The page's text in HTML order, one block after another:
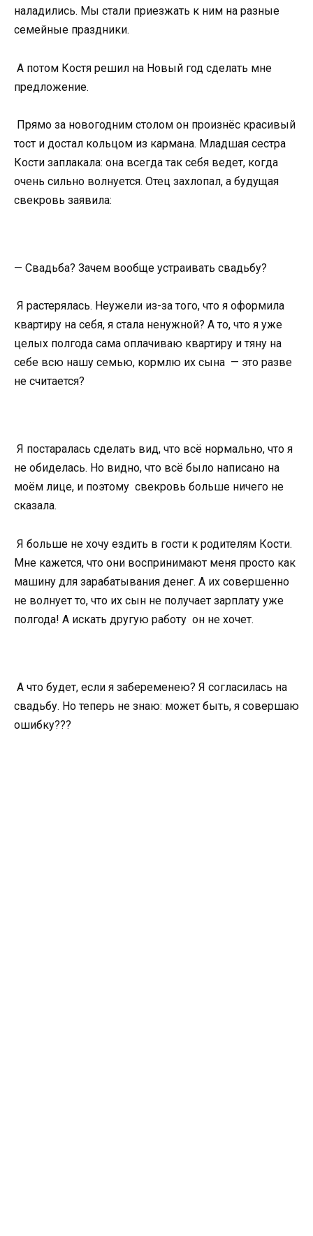
наладились. Мы стали приезжать к ним на разные
семейные праздники.
А потом Костя решил на Новый год сделать мне
предложение.
Прямо за новогодним столом он произнёс красивый
тост и достал кольцом из кармана. Младшая сестра
Кости заплакала: она всегда так себя ведет, когда
очень сильно волнуется. Отец захлопал, а будущая
свекровь заявила:
— Свадьба? Зачем вообще устраивать свадьбу?
Я растерялась. Неужели из-за того, что я оформила
квартиру на себя, я стала ненужной? А то, что я уже
целых полгода сама оплачиваю квартиру и тяну на
себе всю нашу семью, кормлю их сына — это разве
не считается?
Я постаралась сделать вид, что всё нормально, что я
не обиделась. Но видно, что всё было написано на
моём лице, и поэтому свекровь больше ничего не
сказала.
Я больше не хочу ездить в гости к родителям Кости.
Мне кажется, что они воспринимают меня просто как
машину для зарабатывания денег. А их совершенно
не волнует то, что их сын не получает зарплату уже
полгода! А искать другую работу он не хочет.
А что будет, если я забеременею? Я согласилась на
свадьбу. Но теперь не знаю: может быть, я совершаю
ошибку???